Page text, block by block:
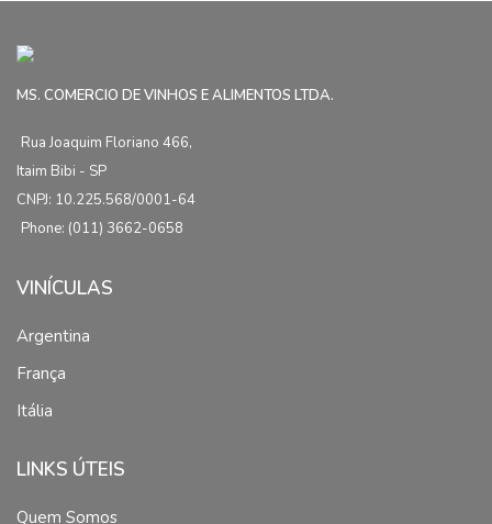
MS. COMERCIO DE VINHOS E ALIMENTOS LTDA.
Rua Joaquim Floriano 466,
Itaim Bibi - SP
CNPJ: 10.225.568/0001-64
Phone: (011) 3662-0658
VINÍCULAS
Argentina
França
Itália
LINKS ÚTEIS
Quem Somos